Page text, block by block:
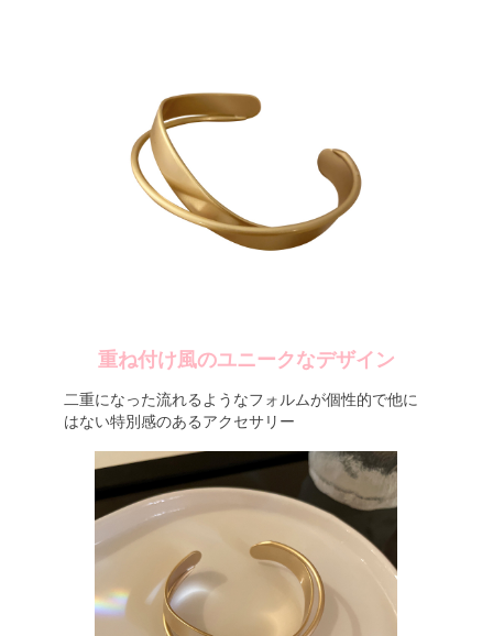
重ね付け風のユニークなデザイン
二重になった流れるようなフォルムが個性的で他に
はない特別感のあるアクセサリー